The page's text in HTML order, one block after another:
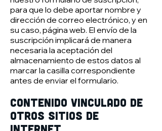
para que lo debe aportar nombre y
dirección de correo electrónico, y en
su caso, página web. El envío de la
suscripción implicará de manera
necesaria la aceptación del
almacenamiento de estos datos al
marcar la casilla correspondiente
antes de enviar el formulario.
Contenido vinculado de
otros sitios de